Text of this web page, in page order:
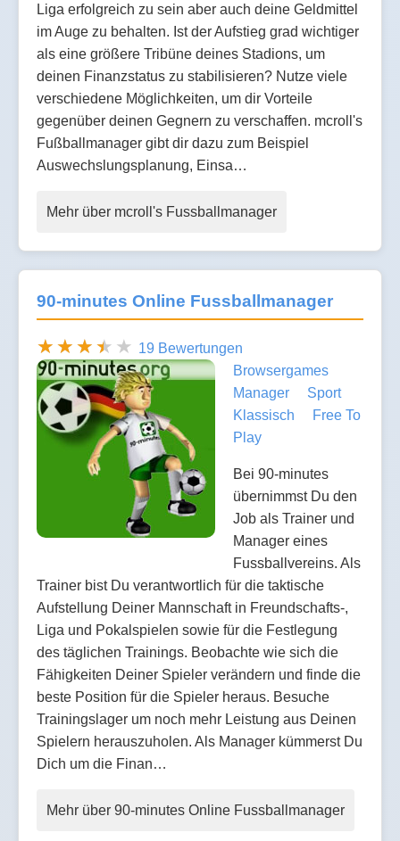
Liga erfolgreich zu sein aber auch deine Geldmittel
im Auge zu behalten. Ist der Aufstieg grad wichtiger
als eine größere Tribüne deines Stadions, um
deinen Finanzstatus zu stabilisieren? Nutze viele
verschiedene Möglichkeiten, um dir Vorteile
gegenüber deinen Gegnern zu verschaffen. mcroll's
Fußballmanager gibt dir dazu zum Beispiel
Auswechslungsplanung, Einsa…
Mehr über mcroll's Fussballmanager
90-minutes Online Fussballmanager
19 Bewertungen
Browsergames
Manager
Sport
Klassisch
Free To
Play
Bei 90-minutes
übernimmst Du den
Job als Trainer und
Manager eines
Fussballvereins. Als
Trainer bist Du verantwortlich für die taktische
Aufstellung Deiner Mannschaft in Freundschafts-,
Liga und Pokalspielen sowie für die Festlegung
des täglichen Trainings. Beobachte wie sich die
Fähigkeiten Deiner Spieler verändern und finde die
beste Position für die Spieler heraus. Besuche
Trainingslager um noch mehr Leistung aus Deinen
Spielern herauszuholen. Als Manager kümmerst Du
Dich um die Finan…
Mehr über 90-minutes Online Fussballmanager